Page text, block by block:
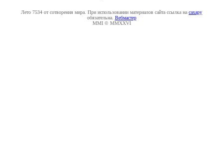
Лето 7534 от сотворения мира. При использовании материалов сайта ссылка на caxapу
обязательна. Вебмастер
MMI © MMXXVI